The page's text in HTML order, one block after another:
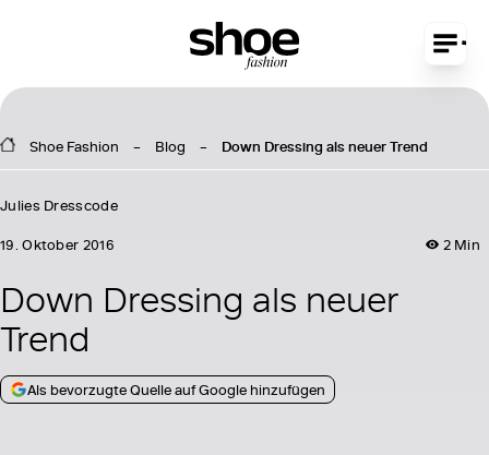
Shoe Fashion Blog Down Dressing als neuer Trend
Julies Dresscode
2 Min
19. Oktober 2016
Down Dressing als neuer
Trend
Als bevorzugte Quelle auf Google hinzufügen